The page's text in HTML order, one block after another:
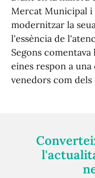
Mercat Municipal
modernitzar la
l'essència de
Segons
eines respon a
venedors com